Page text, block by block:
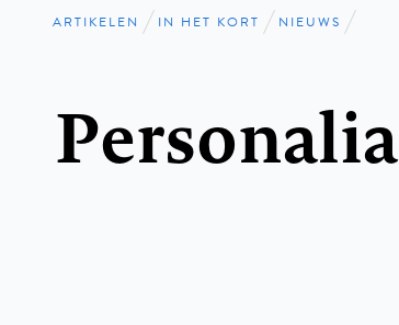
Kruimelpad
ARTIKELEN IN HET KORT NIEUWS
Personalia